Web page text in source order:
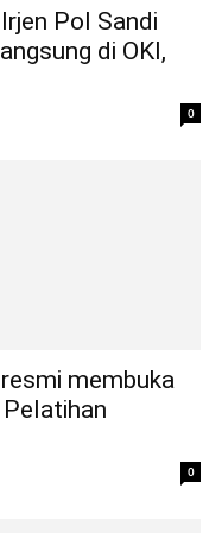
Pol Sandi
di OKI,
0
membuka
0